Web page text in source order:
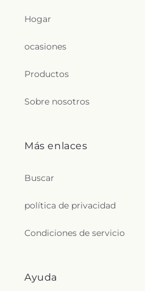
o
n
Hogar
ocasiones
Productos
Sobre nosotros
Más enlaces
Buscar
política de privacidad
Condiciones de servicio
Ayuda